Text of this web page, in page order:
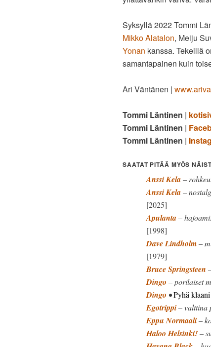
Syksyllä 2022 Tommi
Mikko Alatalon, Meiju
Yonan kanssa. Tekeillä
samantapainen kuin
Ari Väntänen |
Tommi Läntinen |
Tommi Läntinen |
Tommi Läntinen |
SAATAT PITÄÄ MYÖS
Anssi Kela–
Anssi Kela–
[2025]
Apulanta–
[1998]
Dave Lindholm–
[1979]
Bruce Springsteen
Dingo – porilaiset
Dingo •Pyhä klaani
Egotrippi– valttina
Eppu Normaali–
Haloo Helsinki!–